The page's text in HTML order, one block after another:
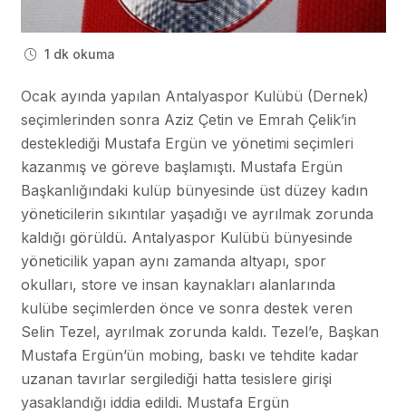
1 dk okuma
Ocak ayında yapılan Antalyaspor Kulübü (Dernek)
seçimlerinden sonra Aziz Çetin ve Emrah Çelik’in
desteklediği Mustafa Ergün ve yönetimi seçimleri
kazanmış ve göreve başlamıştı. Mustafa Ergün
Başkanlığındaki kulüp bünyesinde üst düzey kadın
yöneticilerin sıkıntılar yaşadığı ve ayrılmak zorunda
kaldığı görüldü. Antalyaspor Kulübü bünyesinde
yöneticilik yapan aynı zamanda altyapı, spor
okulları, store ve insan kaynakları alanlarında
kulübe seçimlerden önce ve sonra destek veren
Selin Tezel, ayrılmak zorunda kaldı. Tezel’e, Başkan
Mustafa Ergün’ün mobing, baskı ve tehdite kadar
uzanan tavırlar sergilediği hatta tesislere girişi
yasaklandığı iddia edildi. Mustafa Ergün